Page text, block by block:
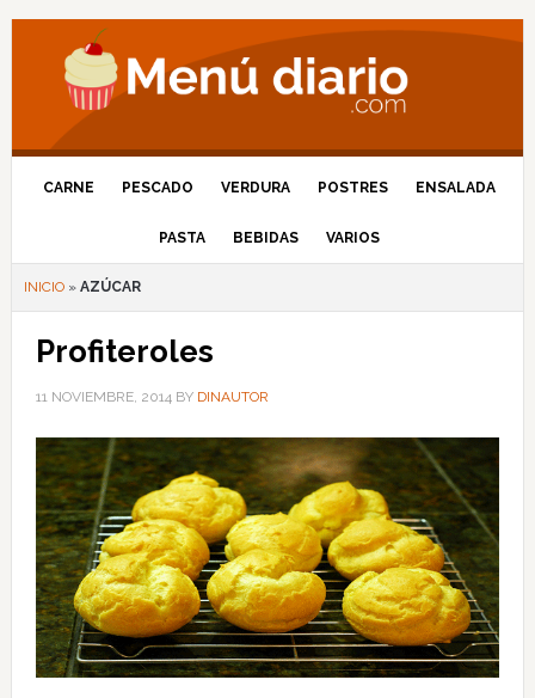
CARNE PESCADO VERDURA POSTRES ENSALADA
PASTA BEBIDAS VARIOS
INICIO» AZÚCAR
Profiteroles
11 NOVIEMBRE, 2014BY DINAUTOR